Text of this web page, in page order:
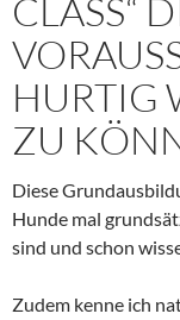
CLASS“
HURTIG
ZU
Diese
Hunde mal
sind und schon
Zudem kenne ich